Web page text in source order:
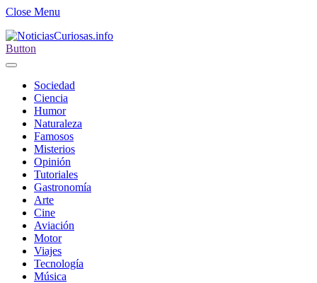
Close Menu
Button
Sociedad
Ciencia
Humor
Naturaleza
Famosos
Misterios
Opinión
Tutoriales
Gastronomía
Arte
Cine
Aviación
Motor
Viajes
Tecnología
Música